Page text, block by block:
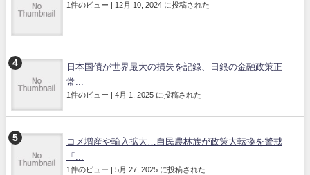
1件のビュー 12月 10, 2024 に投稿された
日本国債が世界最大の損失を記録、日銀の金融政策正
常...
1件のビュー 4月 1, 2025 に投稿された
コメ増産や輸入拡大…自民農林族が政策大転換を警戒
「...
1件のビュー 5月 27, 2025 に投稿された